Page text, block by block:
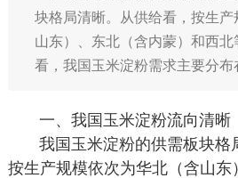
块格局清晰。从供给看，按生
山东）、东北（含内蒙）和西
看，我国玉米淀粉需求主要分
一、我国玉米淀粉流向清晰
我国玉米淀粉的供需板块格
按生产规模依次为华北（含山东